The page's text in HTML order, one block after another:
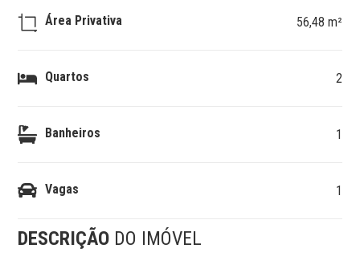
Área Privativa 56,48 m²
Quartos 2
Banheiros 1
Vagas 1
DESCRIÇÃO DO IMÓVEL